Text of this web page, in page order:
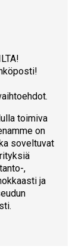
toimiva
on
soveltuvat
,
ja